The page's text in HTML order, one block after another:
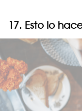
17. Esto lo